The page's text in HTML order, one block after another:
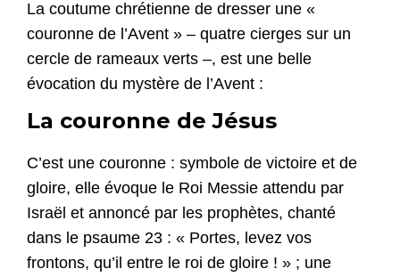
La coutume chrétienne de dresser une «
couronne de l’Avent » – quatre cierges sur un
cercle de rameaux verts –, est une belle
évocation du mystère de l’Avent :
La couronne de Jésus
C’est une couronne : symbole de victoire et de
gloire, elle évoque le Roi Messie attendu par
Israël et annoncé par les prophètes, chanté
dans le psaume 23 : « Portes, levez vos
frontons, qu’il entre le roi de gloire ! » ; une